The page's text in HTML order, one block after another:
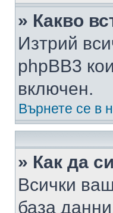
» Какво
Изтрий
phpBB3
включен.
Върнете се в
» Как да
Всички
база